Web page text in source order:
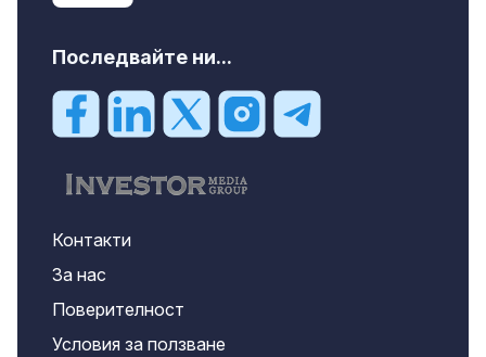
Последвайте ни...
Контакти
За нас
Поверителност
Условия за ползване